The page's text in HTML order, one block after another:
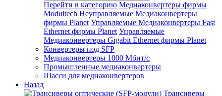
Перейти в категорию Медиаконвертеры фирмы
Modultech Неуправляемые Медиаконвертеры
фирмы Planet Управляемые Медиаконвертеры Fast
Ethernet фирмы Planet Управляемые
Медиаконвертеры Gigabit Ethernet фирмы Planet
Конвертеры под SFP
Медиаконвертеры 1000 Мбит/с
Промышленные медиаконвертеры
Шасси для медиаконвертеров
Назад
Трансиверы